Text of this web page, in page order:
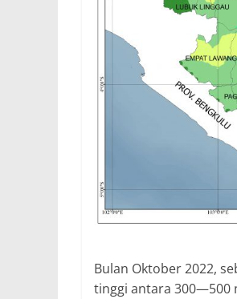
Bulan Oktober 2022,
tinggi antara 300—500